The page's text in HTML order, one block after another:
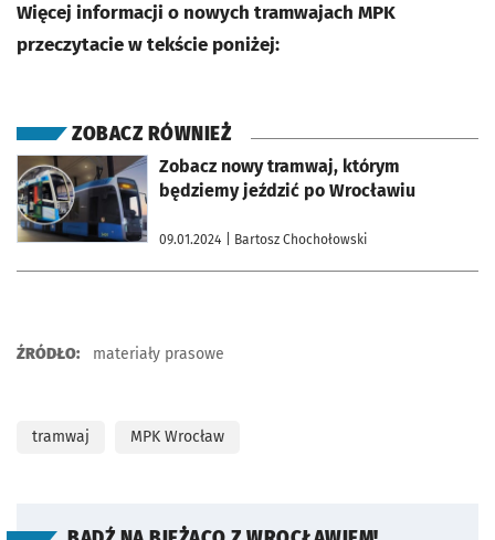
Więcej informacji o nowych tramwajach MPK
przeczytacie w tekście poniżej:
ZOBACZ RÓWNIEŻ
Zobacz nowy tramwaj, którym
będziemy jeździć po Wrocławiu
09.01.2024 | Bartosz Chochołowski
otworzy się w nowej karcie
ŹRÓDŁO: materiały prasowe
tramwaj MPK Wrocław